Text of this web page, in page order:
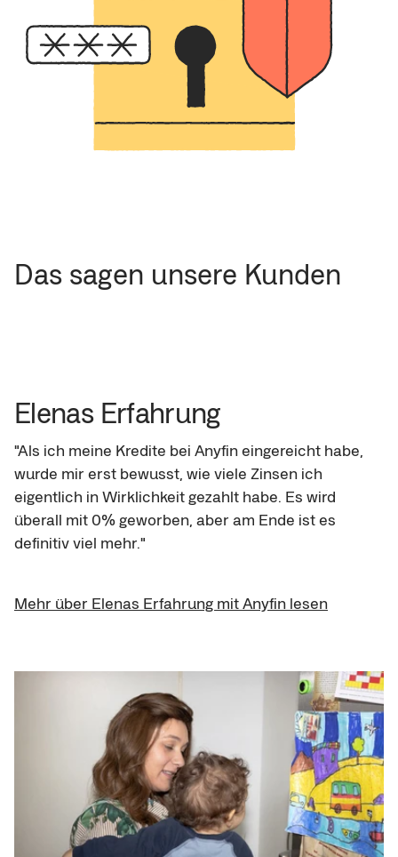
Das sagen unsere Kunden
Elenas Erfahrung
"Als ich meine Kredite bei Anyfin eingereicht habe,
wurde mir erst bewusst, wie viele Zinsen ich
eigentlich in Wirklichkeit gezahlt habe. Es wird
überall mit 0% geworben, aber am Ende ist es
definitiv viel mehr."
Mehr über Elenas Erfahrung mit Anyfin lesen